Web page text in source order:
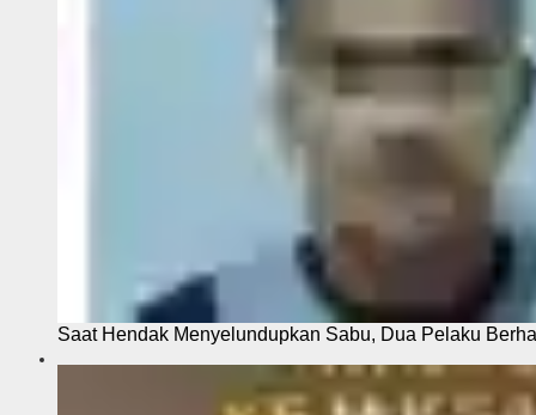
Saat Hendak Menyelundupkan Sabu, Dua Pelaku